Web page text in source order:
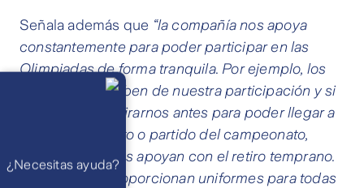
Señala además que “la compañía nos apoya
constantemente para poder participar en las
Olimpiadas de forma tranquila. Por ejemplo, los
line mánager saben de nuestra participación y si
necesitamos retirarnos antes para poder llegar a
un entrenamiento o partido del campeonato,
entenderán y nos apoyan con el retiro temprano.
También nos proporcionan uniformes para todas
¿Necesitas ayuda?
WhatsApp
Atención 24